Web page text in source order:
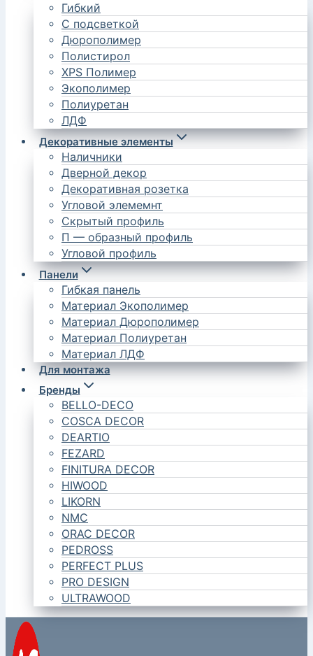
Гибкий
С подсветкой
Дюрополимер
Полистирол
XPS Полимер
Экополимер
Полиуретан
ЛДФ
Декоративные элементы
Наличники
Дверной декор
Декоративная розетка
Угловой элемемнт
Скрытый профиль
П — образный профиль
Угловой профиль
Панели
Гибкая панель
Материал Экополимер
Материал Дюрополимер
Материал Полиуретан
Материал ЛДФ
Для монтажа
Бренды
BELLO-DECO
COSCA DECOR
DEARTIO
FEZARD
FINITURA DECOR
HIWOOD
LIKORN
NMC
ORAC DECOR
PEDROSS
PERFECT PLUS
PRO DESIGN
ULTRAWOOD